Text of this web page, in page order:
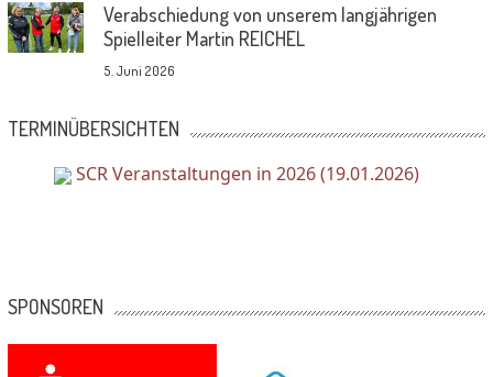
Verabschiedung von unserem langjährigen
Spielleiter Martin REICHEL
5. Juni 2026
TERMINÜBERSICHTEN
SCR Veranstaltungen in 2026 (19.01.2026)
SPONSOREN